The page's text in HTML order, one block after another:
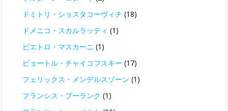
ドミトリ・ショスタコーヴィチ (18)
ドメニコ・スカルラッティ (1)
ピエトロ・マスカーニ (1)
ピョートル・チャイコフスキー (17)
フェリックス・メンデルスゾーン (1)
フランシス・プーランク (1)